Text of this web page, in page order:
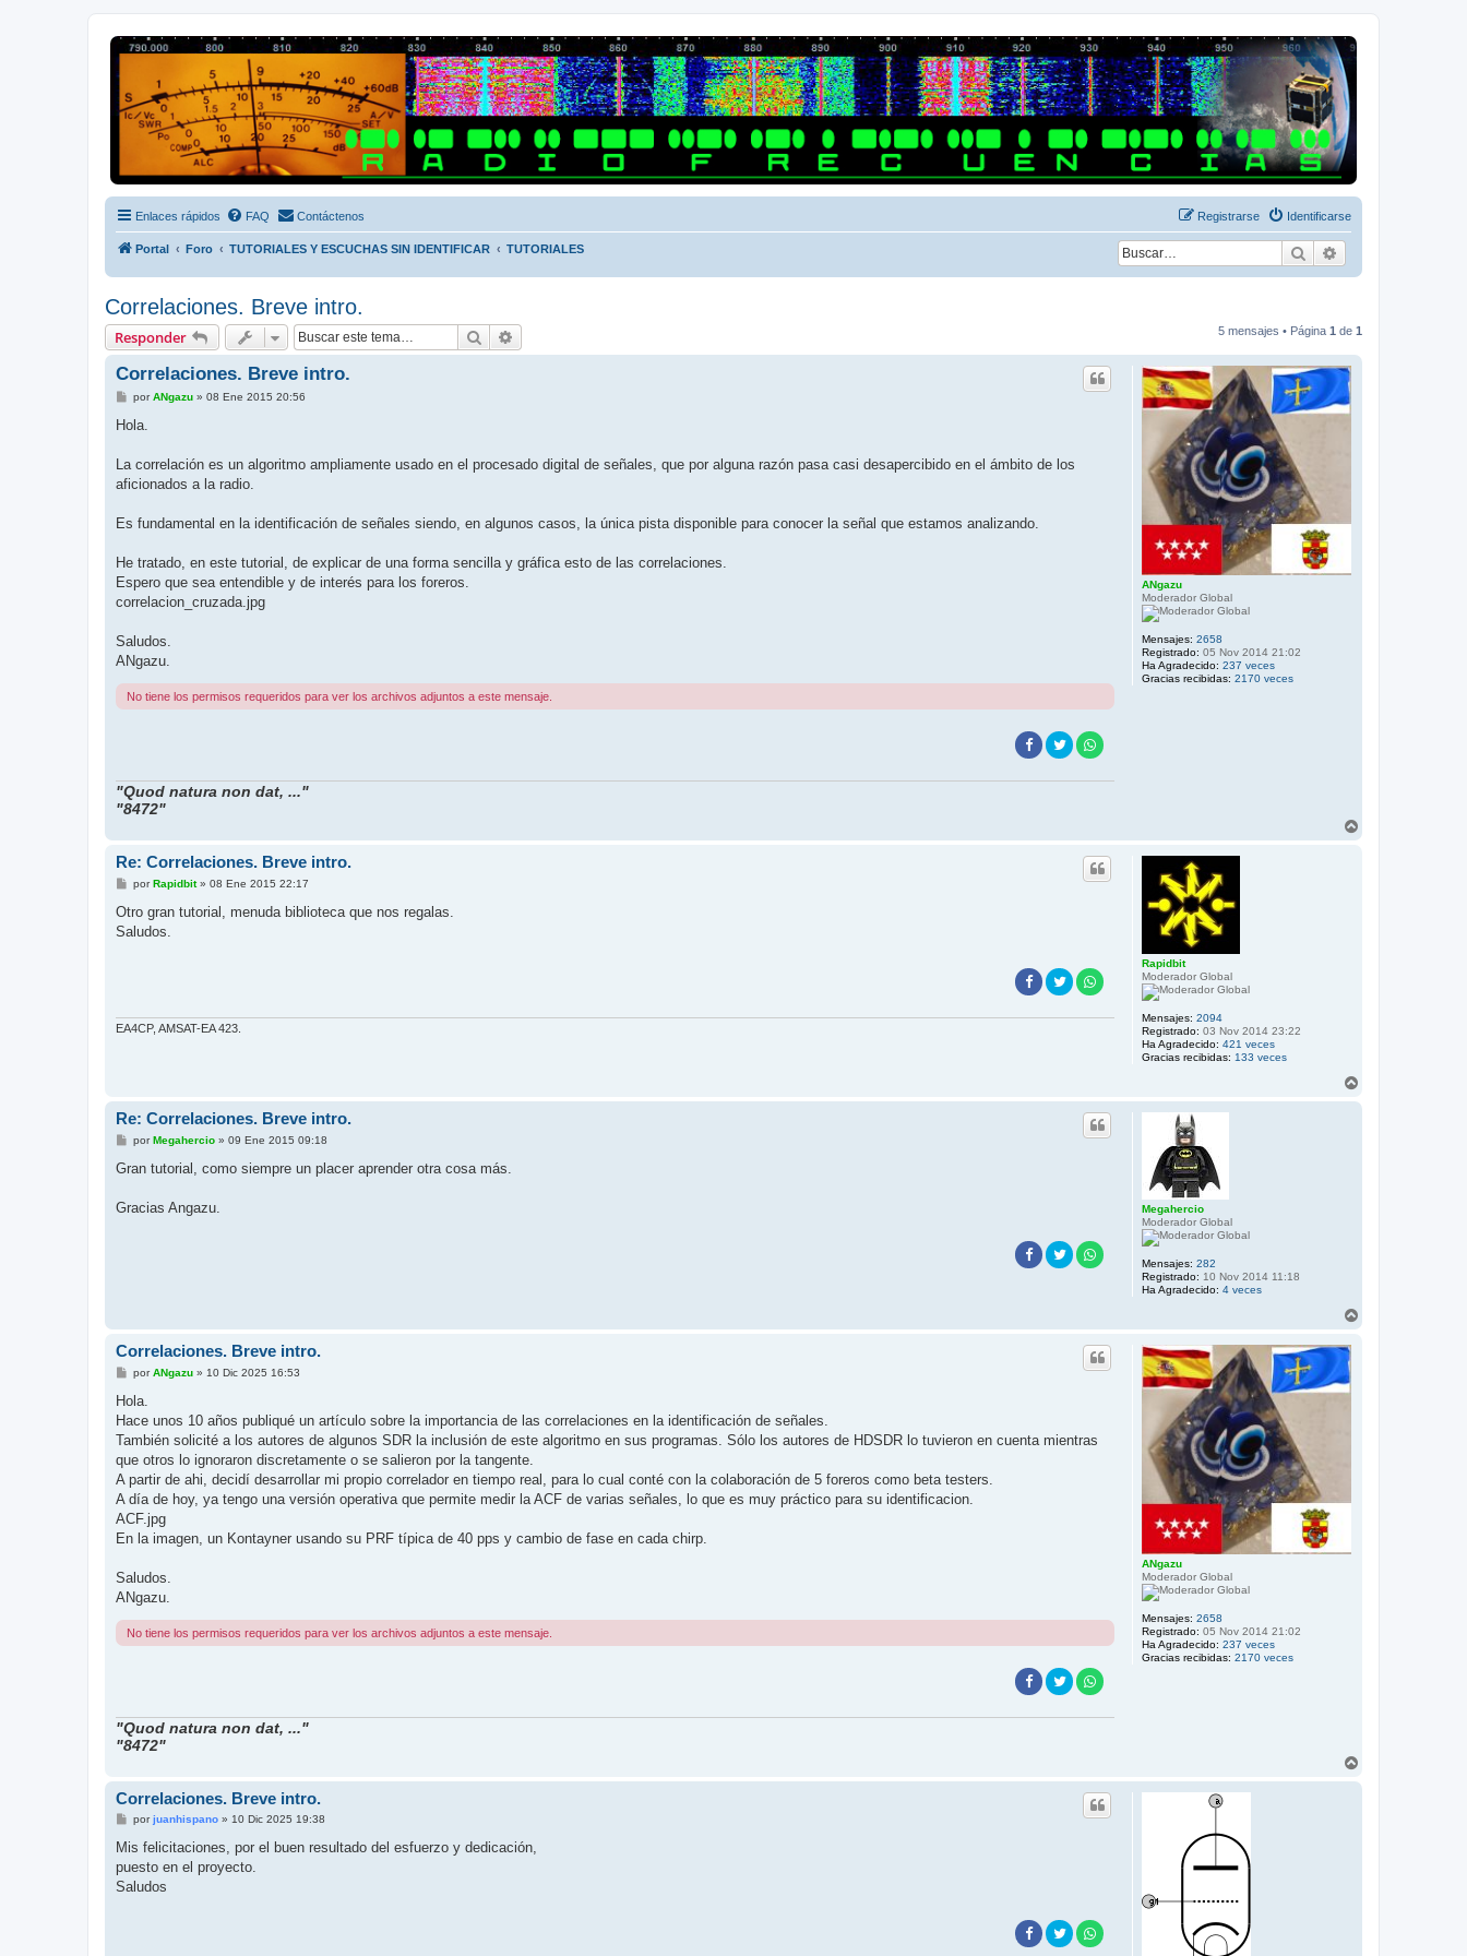
Radio Frecuencias
Foro de Radio Frecuencias
Enlaces rápidos FAQ Contáctenos Identificarse
Registrarse
Portal Foro TUTORIALES Y ESCUCHAS SIN IDENTIFICAR TUTORIALES Buscar
Correlaciones. Breve intro.
Responder Buscar 5 mensajes • Página 1 de 1
ANgazu
Moderador Global
Mensajes: 2658
Registrado: 05 Nov 2014 21:02
Ha Agradecido: 237 veces
Gracias recibidas: 2170 veces
Correlaciones. Breve intro.
M
n
j
porANgazu» 08 Ene 2015 20:56
Hola.
La correlación es un algoritmo ampliamente usado en el procesado digital de señales, que por alguna razón pasa casi desapercibido en el ámbito de los
aficionados a la radio.
Es fundamental en la identificación de señales siendo, en algunos casos, la única pista disponible para conocer la señal que estamos analizando.
He tratado, en este tutorial, de explicar de una forma sencilla y gráfica esto de las correlaciones.
Espero que sea entendible y de interés para los foreros.
correlacion_cruzada.jpg
Saludos.
ANgazu.
No tiene los permisos requeridos para ver los archivos adjuntos a este mensaje.
"Quod natura non dat, ..."
"8472"
Rapidbit
Moderador Global
Mensajes: 2094
Registrado: 03 Nov 2014 23:22
Ha Agradecido: 421 veces
Gracias recibidas: 133 veces
Re: Correlaciones. Breve intro.
M
n
a
porRapidbit» 08 Ene 2015 22:17
Otro gran tutorial, menuda biblioteca que nos regalas.
Saludos.
EA4CP, AMSAT-EA 423.
Megahercio
Moderador Global
Mensajes: 282
Registrado: 10 Nov 2014 11:18
Ha Agradecido: 4 veces
Re: Correlaciones. Breve intro.
M
n
j
porMegahercio» 09 Ene 2015 09:18
Gran tutorial, como siempre un placer aprender otra cosa más.
Gracias Angazu.
ANgazu
Moderador Global
Mensajes: 2658
Registrado: 05 Nov 2014 21:02
Ha Agradecido: 237 veces
Gracias recibidas: 2170 veces
Correlaciones. Breve intro.
M
n
a
j
porANgazu» 10 Dic 2025 16:53
Hola.
Hace unos 10 años publiqué un artículo sobre la importancia de las correlaciones en la identificación de señales.
También solicité a los autores de algunos SDR la inclusión de este algoritmo en sus programas. Sólo los autores de HDSDR lo tuvieron en cuenta mientras
que otros lo ignoraron discretamente o se salieron por la tangente.
A partir de ahi, decidí desarrollar mi propio correlador en tiempo real, para lo cual conté con la colaboración de 5 foreros como beta testers.
A día de hoy, ya tengo una versión operativa que permite medir la ACF de varias señales, lo que es muy práctico para su identificacion.
ACF.jpg
En la imagen, un Kontayner usando su PRF típica de 40 pps y cambio de fase en cada chirp.
Saludos.
ANgazu.
No tiene los permisos requeridos para ver los archivos adjuntos a este mensaje.
"Quod natura non dat, ..."
"8472"
Correlaciones. Breve intro.
M
n
a
j
porjuanhispano» 10 Dic 2025 19:38
Mis felicitaciones, por el buen resultado del esfuerzo y dedicación,
puesto en el proyecto.
Saludos